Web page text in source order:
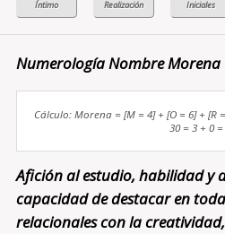
Numerología Nombre Morena
Cálculo: Morena = [M = 4] + [O = 6] + [R
30 = 3 + 0
Afición al estudio, habilidad y
capacidad de destacar en
relacionales con la